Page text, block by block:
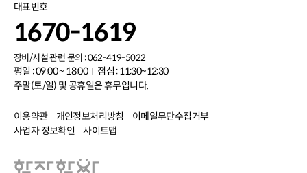
대표번호
1670-1619
장비/시설 관련 문의 : 062-419-5022
평일 : 09:00 ~ 18:00
점심 : 11:30~12:30
주말(토/일) 및 공휴일은 휴무입니다.
이용약관 개인정보처리방침
이메일무단수집거부
사업자 정보확인
사이트맵